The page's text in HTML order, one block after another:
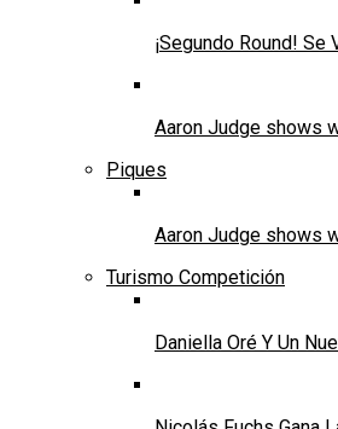
¡Segundo Round!
Aaron Judge shows
Piques
Aaron Judge shows
Turismo Competición
Daniella Oré Y Un